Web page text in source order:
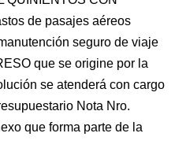
de pasajes aéreos
seguro de viaje
que se origine por la
se atenderá con cargo
Nota Nro.
que forma parte de la